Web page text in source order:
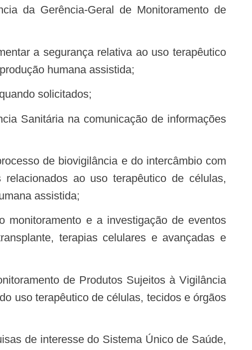
humana assistida;
solicitados;
ao uso terapêutico de células,
assistida;
terapias celulares e avançadas e
uso terapêutico de células, tecidos e órgãos